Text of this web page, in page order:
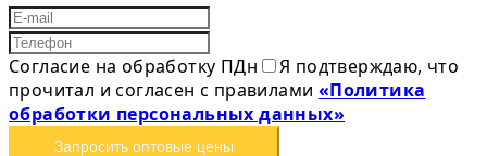
Согласие на обработку ПДн
Я подтверждаю, что
прочитал и согласен с правилами «Политика
обработки персональных данных»
Запросить оптовые цены